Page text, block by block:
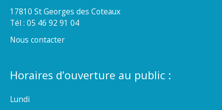
17810 St Georges des Coteaux
Tél : 05 46 92 91 04
Nous contacter
Horaires d’ouverture au public :
Lundi